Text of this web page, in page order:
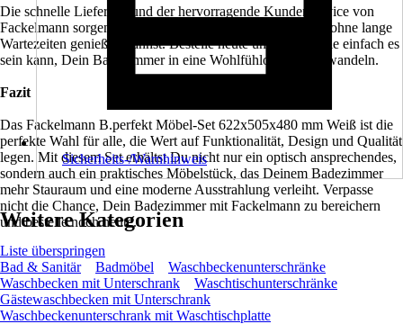
Die schnelle Lieferzeit und der hervorragende Kundenservice von
Fackelmann sorgen dafür, dass Du Dein neues Möbel-Set ohne lange
Wartezeiten genießen kannst. Bestelle heute und erlebe, wie einfach es
sein kann, Dein Badezimmer in eine Wohlfühloase zu verwandeln.
Fazit
Das Fackelmann B.perfekt Möbel-Set 622x505x480 mm Weiß ist die
perfekte Wahl für alle, die Wert auf Funktionalität, Design und Qualität
legen. Mit diesem Set erhältst Du nicht nur ein optisch ansprechendes,
sondern auch ein praktisches Möbelstück, das Deinem Badezimmer
mehr Stauraum und eine moderne Ausstrahlung verleiht. Verpasse
nicht die Chance, Dein Badezimmer mit Fackelmann zu bereichern
und bestelle noch heute.
Sicherheits-/Warnhinweis
Weitere Kategorien
Liste überspringen
Bad & Sanitär
Badmöbel
Waschbeckenunterschränke
Waschbecken mit Unterschrank
Waschtischunterschränke
Gästewaschbecken mit Unterschrank
Waschbeckenunterschrank mit Waschtischplatte